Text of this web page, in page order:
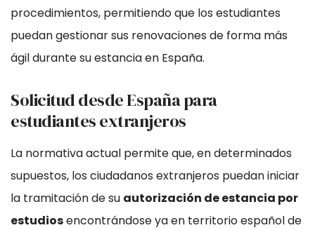
procedimientos, permitiendo que los estudiantes
puedan gestionar sus renovaciones de forma más
ágil durante su estancia en España.
Solicitud desde España para
estudiantes extranjeros
La normativa actual permite que, en determinados
supuestos, los ciudadanos extranjeros puedan iniciar
la tramitación de su autorización de estancia por
estudiosencontrándose ya en territorio español de